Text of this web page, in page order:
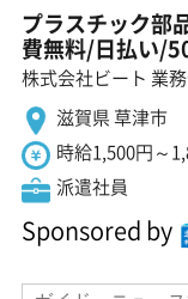
プラスチック部
費無料/日払い/
株式会社ビート 業
滋賀県 草津市
時給1,500円～
派遣社員
Sponsored by